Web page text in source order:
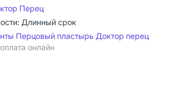
Перец
Длинный срок
Перцовый пластырь Доктор перец
онлайн